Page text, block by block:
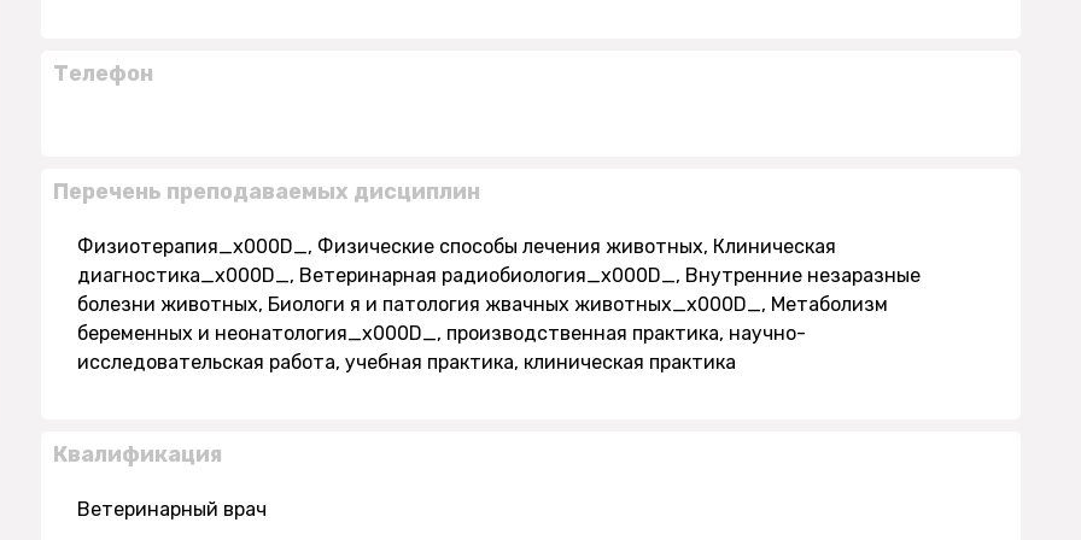
Телефон
Перечень преподаваемых дисциплин
Физиотерапия_x000D_, Физические способы лечения животных, Клиническая
диагностика_x000D_, Ветеринарная радиобиология_x000D_, Внутренние незаразные
болезни животных, Биологи я и патология жвачных животных_x000D_, Метаболизм
беременных и неонатология_x000D_, производственная практика, научно-
исследовательская работа, учебная практика, клиническая практика
Квалификация
Ветеринарный врач